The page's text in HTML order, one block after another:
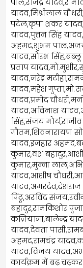
पाल,राजेंद्र
यादव,मिश्रीलाल
पटेल,कृपा शंकर
यादव,पुत्तन सिंह
अहमद,शुभम
यादव,सौरभ
प्रताप
यादव,नरेंद्र
यादव,महेश
यादव,प्रमोद
यादव,अविनाश
सिंह,संजय
गौतम,शिवनारायण
यादव,इजहार
कुमार,वंश
कुमार,मुन्ना
यादव,आशीष
यादव,अमरदेव,देशराज
पिंटू,अरविंद
बहादुर,रामकिशोर
क़ज़ियाना,बालेन्द्र
यादव,देवता
अहमद,रामचंद्र
यादव,विजय
कार्यक्रम में बढ़ चढ़कर